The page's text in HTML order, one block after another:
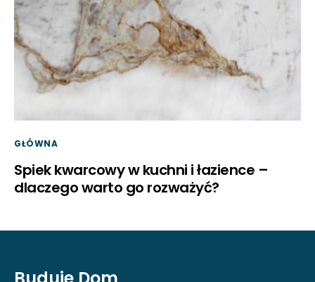
GŁÓWNA
Spiek kwarcowy w kuchni i łazience –
dlaczego warto go rozważyć?